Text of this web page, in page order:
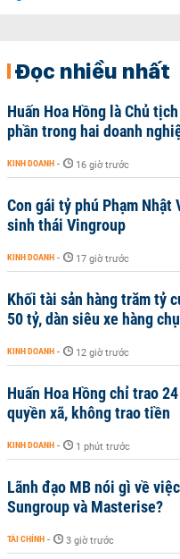
Đọc nhiều nhất
Huấn Hoa Hồng là Chủ
phần trong hai doanh
KINH DOANH - 16 giờ trước
Con gái tỷ phú Phạm Nhật
sinh thái Vingroup
KINH DOANH - 17 giờ trước
Khối tài sản hàng trăm tỷ
50 tỷ, dàn siêu xe hàng
KINH DOANH - 12 giờ trước
Huấn Hoa Hồng chỉ trao
quyền xã, không trao tiền
KINH DOANH - 1 phút trước
Lãnh đạo MB nói gì về
Sungroup và Masterise?
TÀI CHÍNH - 3 giờ trước